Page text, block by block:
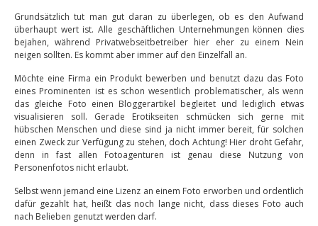
Grundsätzlich tut man gut daran zu überlegen, ob es den Aufwand
überhaupt wert ist. Alle geschäftlichen Unternehmungen können dies
bejahen, während Privatwebseitbetreiber hier eher zu einem Nein
neigen sollten. Es kommt aber immer auf den Einzelfall an.
Möchte eine Firma ein Produkt bewerben und benutzt dazu das Foto
eines Prominenten ist es schon wesentlich problematischer, als wenn
das gleiche Foto einen Bloggerartikel begleitet und lediglich etwas
visualisieren soll. Gerade Erotikseiten schmücken sich gerne mit
hübschen Menschen und diese sind ja nicht immer bereit, für solchen
einen Zweck zur Verfügung zu stehen, doch Achtung! Hier droht Gefahr,
denn in fast allen Fotoagenturen ist genau diese Nutzung von
Personenfotos nicht erlaubt.
Selbst wenn jemand eine Lizenz an einem Foto erworben und ordentlich
dafür gezahlt hat, heißt das noch lange nicht, dass dieses Foto auch
nach Belieben genutzt werden darf.